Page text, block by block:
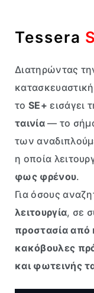
Tessera
Διατηρώντας
το SE+ εισάγει
ταινία— το
των
η οποία
φως φρένου.
Για όσους
λειτουργία, σε
προστασία από
κακόβουλες
και φωτεινής